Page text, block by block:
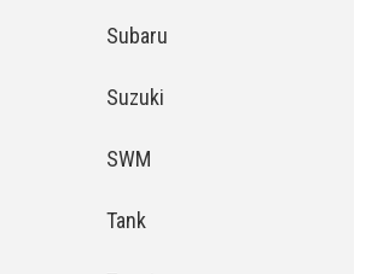
Subaru
Suzuki
SWM
Tank